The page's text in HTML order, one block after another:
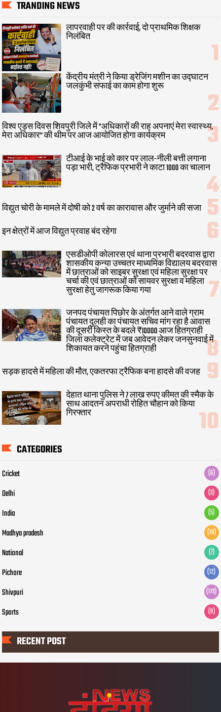
TRANDING NEWS
लापरवाही पर की कार्रवाई, दो प्राथमिक शिक्षक
निलंबित
केंद्रीय मंत्री ने किया ड्रेजिंग मशीन का उद्घाटन
जलकुंभी सफाई का काम होगा शुरू
विश्व एड्स दिवस शिवपुरी जिले में "अधिकारों की राह अपनाएं मेरा स्वास्थ्य,
मेरा अधिकार" की थीम पर आज आयोजित होगा कार्यक्रम
टीआई के भाई को कार पर लाल-नीली बत्ती लगाना
पड़ा भारी, ट्रैफिक प्रभारी ने काटा 1000 का चालान
विद्युत चोरी के मामले में दोषी को 2 वर्ष का कारावास और जुर्माने की सजा
इन क्षेत्रों में आज विद्युत प्रवाह बंद रहेगा
एसडीओपी कोलारस एवं थाना प्रभारी बदरवास द्वारा
शासकीय कन्या उच्चतर माध्यमिक विद्यालय बदरवास
में छात्राओं को साइबर सुरक्षा एवं महिला सुरक्षा पर
चर्चा की एवं छात्राओं को सायवर सुरक्षा व महिला
सुरक्षा हेतु जागरूक किया गया
जनपद पंचायत पिछोर के अंतर्गत आने वाले ग्राम
पंचायत दुलही का पंचायत सचिव मांग रहा है आवास
की दूसरी किस्त के बदले ₹10000 आज हितग्राही
जिला कलेक्ट्रेट में जब आवेदन लेकर जनसुनवाई में
शिकायत करने पहुंचा हितग्राही
सड़क हादसे में महिला की मौत, एकतरफा ट्रैफिक बना हादसे की वजह
देहात थाना पुलिस ने 7 लाख रुपए कीमत की स्मैक के
साथ आदतन अपराधी रोहित चौहान को किया
गिरफ्तार
CATEGORIES
Cricket (6)
Delhi (3)
India (5)
Madhya pradesh (10)
National (7)
Pichore (12)
Shivpuri (173)
Sports (9)
RECENT POST